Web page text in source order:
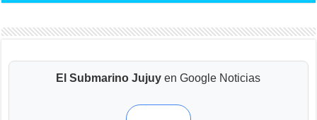
El Submarino Jujuy en Google Noticias